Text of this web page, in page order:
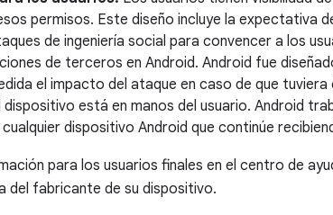
permisos. Este diseño incluye la expectativa
de ingeniería social para convencer a los
de terceros en Android. Android fue
el impacto del ataque en caso de que
está en manos del usuario. Android
dispositivo Android que continúe
para los usuarios finales en el centro de
del fabricante de su dispositivo.